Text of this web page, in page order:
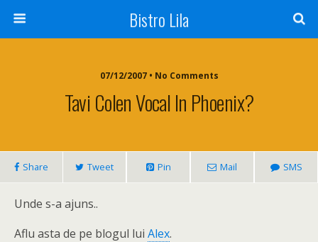
Bistro Lila
07/12/2007 • No Comments
Tavi Colen Vocal In Phoenix?
Share Tweet Pin Mail SMS
Unde s-a ajuns..
Aflu asta de pe blogul lui Alex.